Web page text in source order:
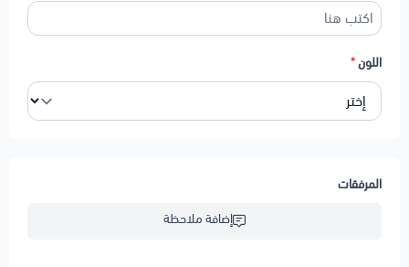
اللون*
المرفقات
إضافة ملاحظة